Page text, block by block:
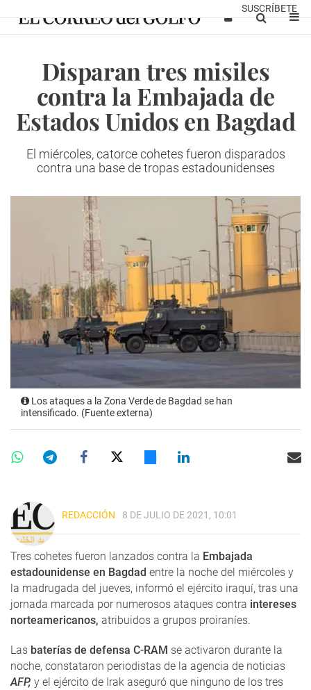
SUSCRÍBETE
Disparan tres misiles
contra la Embajada de
Estados Unidos en Bagdad
El miércoles, catorce cohetes fueron disparados
contra una base de tropas estadounidenses
Los ataques a la Zona Verde de Bagdad se han
intensificado. (Fuente externa)
REDACCIÓN 8 DE JULIO DE 2021, 10:01
Tres cohetes fueron lanzados contra la Embajada
estadounidense en Bagdad entre la noche del miércoles y
la madrugada del jueves, informó el ejército iraquí, tras una
jornada marcada por numerosos ataques contra intereses
norteamericanos, atribuidos a grupos proiraníes.
Las baterías de defensa C-RAM se activaron durante la
noche, constataron periodistas de la agencia de noticias
AFP, y el ejército de Irak aseguró que ninguno de los tres